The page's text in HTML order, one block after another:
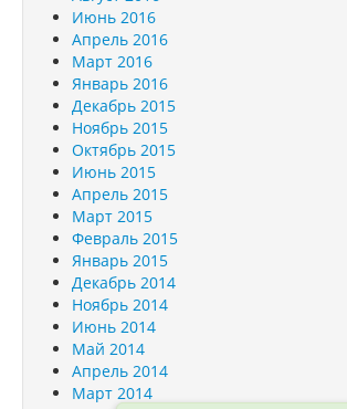
Июнь 2016
Апрель 2016
Март 2016
Январь 2016
Декабрь 2015
Ноябрь 2015
Октябрь 2015
Июнь 2015
Апрель 2015
Март 2015
Февраль 2015
Январь 2015
Декабрь 2014
Ноябрь 2014
Июнь 2014
Май 2014
Апрель 2014
Март 2014